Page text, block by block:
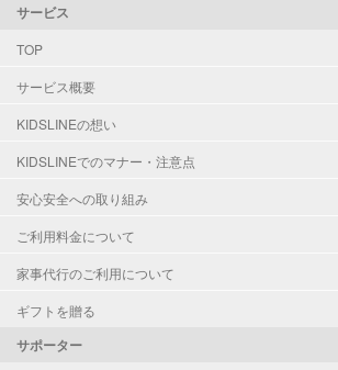
サービス
TOP
サービス概要
KIDSLINEの想い
KIDSLINEでのマナー・注意点
安心安全への取り組み
ご利用料金について
家事代行のご利用について
ギフトを贈る
サポーター